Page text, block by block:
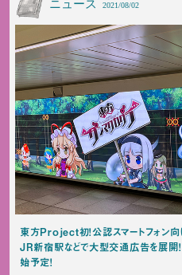
ニュース 2021/08/02
東方Project初！公認スマートフォン向
JR新宿駅などで大型交通広告を展開
始予定！